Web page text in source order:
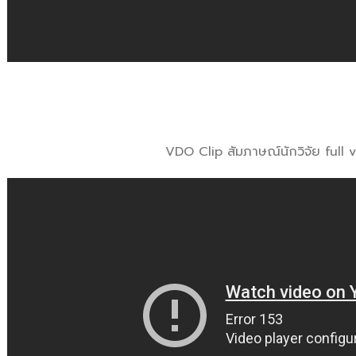
VDO Clip สัมภาษณ์นักวิจัย full